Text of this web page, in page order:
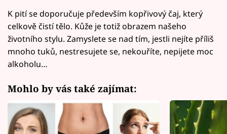
K pití se doporučuje především kopřivový čaj, který
celkově čistí tělo. Kůže je totiž obrazem našeho
životního stylu. Zamyslete se nad tím, jestli nejíte příliš
mnoho tuků, nestresujete se, nekouříte, nepijete moc
alkoholu…
Mohlo by vás také zajímat: